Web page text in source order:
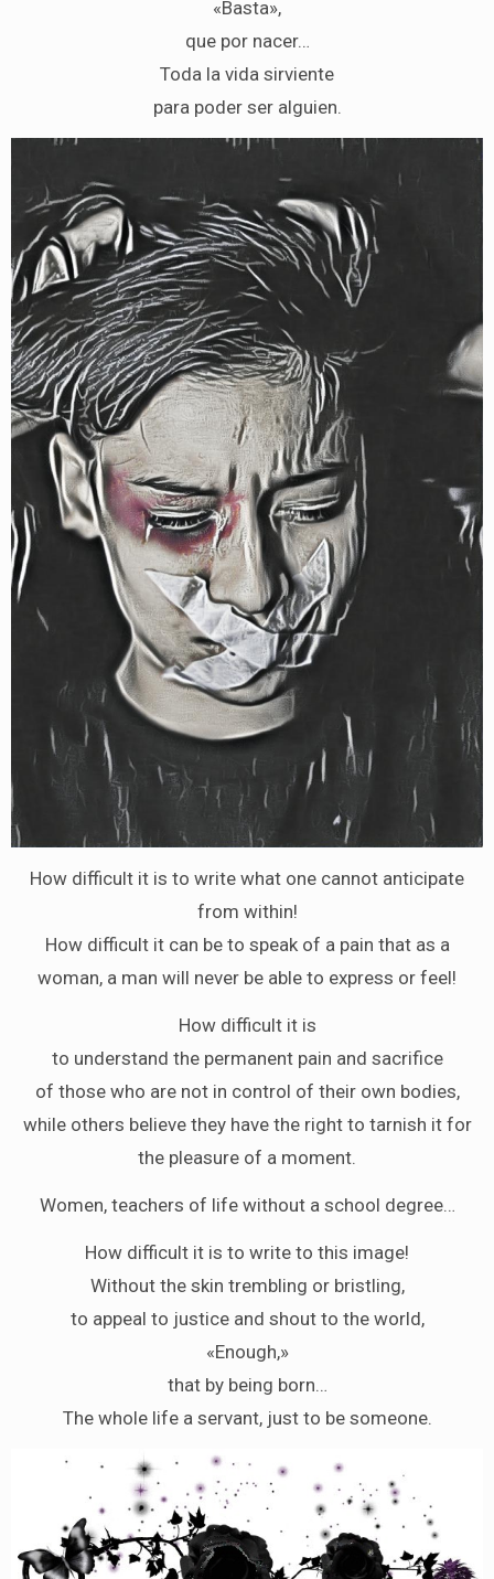
«Basta»,
que por nacer…
Toda la vida sirviente
para poder ser alguien.
How difficult it is to write what one cannot anticipate
from within!
How difficult it can be to speak of a pain that as a
woman, a man will never be able to express or feel!
How difficult it is
to understand the permanent pain and sacrifice
of those who are not in control of their own bodies,
while others believe they have the right to tarnish it for
the pleasure of a moment.
Women, teachers of life without a school degree…
How difficult it is to write to this image!
Without the skin trembling or bristling,
to appeal to justice and shout to the world,
«Enough,»
that by being born…
The whole life a servant, just to be someone.